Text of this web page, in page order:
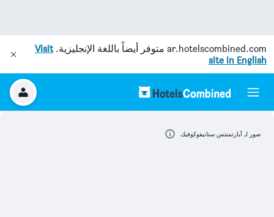
ar.hotelscombined.com متوفر أيضاً باللغة الإنجليزية.Visit
site in English
صور لـ أبارتمنتس ستانيفوكوفيك